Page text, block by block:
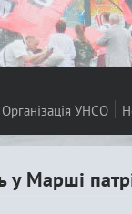
Організація УНСО
Марші